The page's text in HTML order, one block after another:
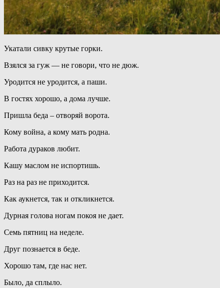
Укатали сивку крутые горки.
Взялся за гуж — не говори, что не дюж.
Уродится не уродится, а паши.
В гостях хорошо, а дома лучше.
Пришла беда – отворяй ворота.
Кому война, а кому мать родна.
Работа дураков любит.
Кашу маслом не испортишь.
Раз на раз не приходится.
Как аукнется, так и откликнется.
Дурная голова ногам покоя не дает.
Семь пятниц на неделе.
Друг познается в беде.
Хорошо там, где нас нет.
Было, да сплыло.